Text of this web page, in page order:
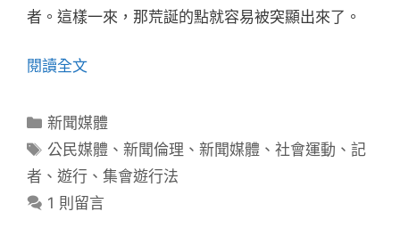
者。這樣一來，那荒誕的點就容易被突顯出來了。
閱讀全文
分
類
新聞媒體
標
籤
公民媒體 、新聞倫理 、新聞媒體 、社會運動 、記
者 、 遊行 、 集會遊行法
1 則留言